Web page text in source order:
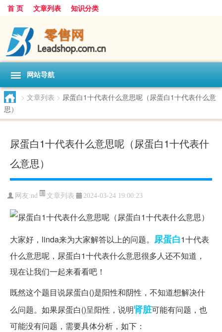
首 页 文章列表 知识分类
网站导航
> 文章列表 > 尿蛋白1十代表什么意思呢（尿蛋白1十代表什么意
思）
尿蛋白1十代表什么意思呢（尿蛋白1十代表什
么意思）
网友:nd 文章列表 2024-03-24 19:00:23
大家好，linda来为大家解答以上的问题。 尿蛋白1十代表
什么意思呢，尿蛋白1十代表什么意思很多人还不知道，
现在让我们一起来看看吧！
既然这个题目说尿蛋白()是阳性和阴性，不知道想解决什
么问题。如果尿蛋白()呈阳性，说明肾脏可能有问题，也
可能没有问题，需要具体分析，如下：